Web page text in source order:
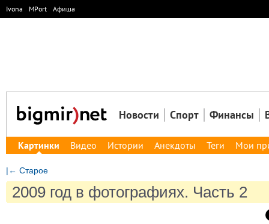
Ivona MPort Афиша
Новости Спорт Финансы
Картинки Видео Истории Анекдоты Теги Мои
|← Старое
2009 год в фотографиях. Часть 2